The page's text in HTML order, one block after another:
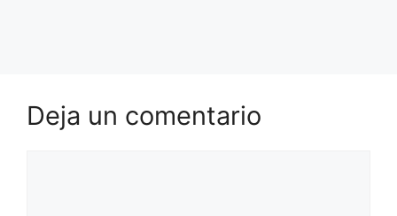
Deja un comentario